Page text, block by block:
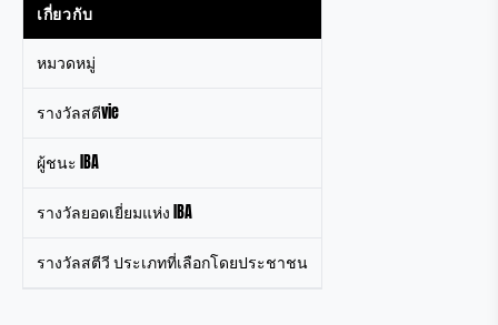
เกี่ยวกับ
หมวดหมู่
รางวัลสตีvie
ผู้ชนะ IBA
รางวัลยอดเยี่ยมแห่ง IBA
รางวัลสตีวี ประเภทที่เลือกโดยประชาชน